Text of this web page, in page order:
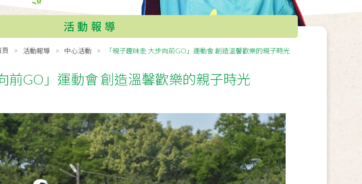
活動報導
頁 活動報導 中心活動 「親子趣味走 大步向前GO」運動會 創造溫馨歡樂的親子時光
前GO」運動會 創造溫馨歡樂的親子時光